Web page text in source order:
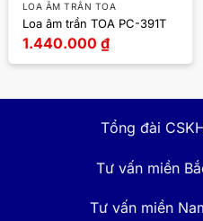
LOA ÂM TRẦN TOA
Loa âm trần TOA PC-391T
1.440.000 ₫
Tổng đài
Tư vấn miền
Tư vấn miền